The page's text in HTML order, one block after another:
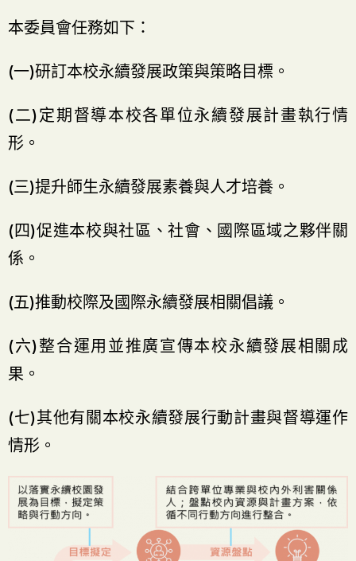
本委員會任務如下：
(一)研訂本校永續發展政策與策略目標。
(二)定期督導本校各單位永續發展計畫執行情
形。
(三)提升師生永續發展素養與人才培養。
(四)促進本校與社區、社會、國際區域之夥伴關
係。
(五)推動校際及國際永續發展相關倡議。
(六)整合運用並推廣宣傳本校永續發展相關成
果。
(七)其他有關本校永續發展行動計畫與督導運作
情形。